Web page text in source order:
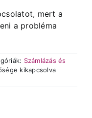
mert a
a probléma
Számlázás és
kikapcsolva